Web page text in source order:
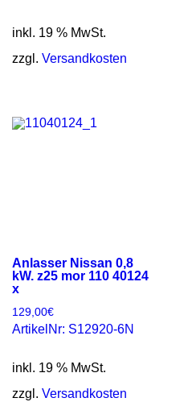
inkl. 19 % MwSt.
zzgl. Versandkosten
Anlasser Nissan 0,8
kW. z25 mor 110 40124
x
129,00€
ArtikelNr: S12920-6N
inkl. 19 % MwSt.
zzgl. Versandkosten